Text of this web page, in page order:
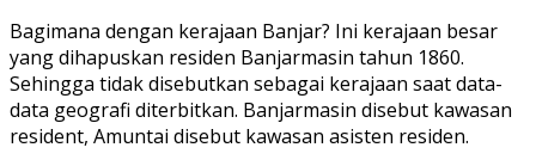
Bagimana dengan kerajaan Banjar? Ini kerajaan besar
yang dihapuskan residen Banjarmasin tahun 1860.
Sehingga tidak disebutkan sebagai kerajaan saat data-
data geografi diterbitkan. Banjarmasin disebut kawasan
resident, Amuntai disebut kawasan asisten residen.